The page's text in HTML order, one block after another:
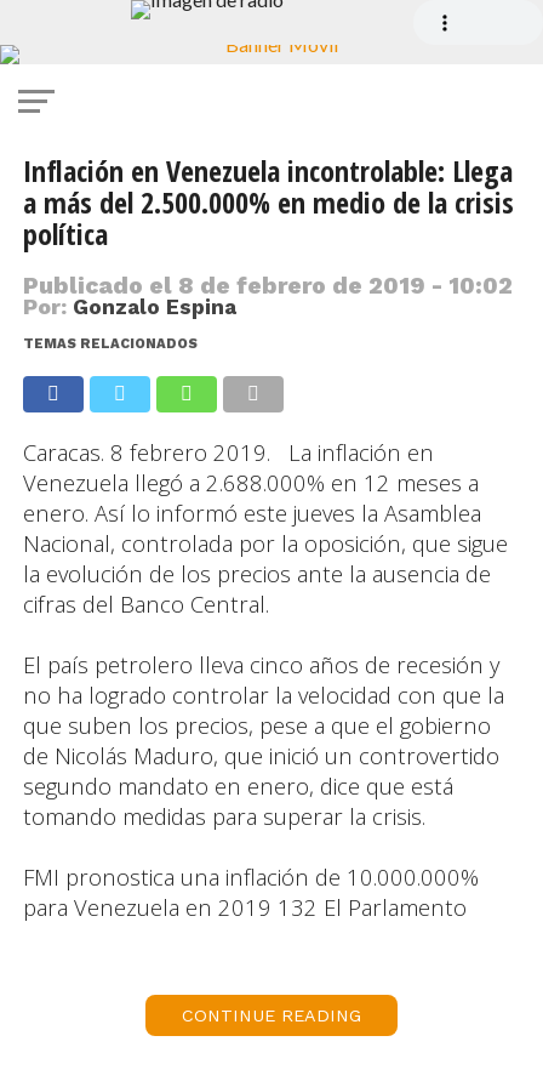
Inflación en Venezuela incontrolable: Llega
a más del 2.500.000% en medio de la crisis
política
Publicado el 8 de febrero de 2019 - 10:02
Por: Gonzalo Espina
TEMAS RELACIONADOS
Caracas. 8 febrero 2019. La inflación en
Venezuela llegó a 2.688.000% en 12 meses a
enero. Así lo informó este jueves la Asamblea
Nacional, controlada por la oposición, que sigue
la evolución de los precios ante la ausencia de
cifras del Banco Central.
El país petrolero lleva cinco años de recesión y
no ha logrado controlar la velocidad con que la
que suben los precios, pese a que el gobierno
de Nicolás Maduro, que inició un controvertido
segundo mandato en enero, dice que está
tomando medidas para superar la crisis.
FMI pronostica una inflación de 10.000.000%
para Venezuela en 2019 132 El Parlamento
implica que un alza diaria de un 3,5%. "Ese
resultado de la inflación de enero fue por la
CONTINUE READING